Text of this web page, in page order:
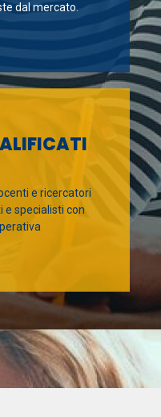
dal mercato.
e ricercatori
e specialisti con